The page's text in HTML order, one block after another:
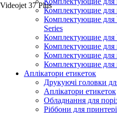
Комплектующие для
Комплектующие для
Series
Комплектующие для
Комплектующие для
Комплектующие для
Комплектующие для
Аплікатори етикеток
Друкуючі головки
Аплікатори етикеток
Обладнання для
Ріббони для
Videojet 37 Plus